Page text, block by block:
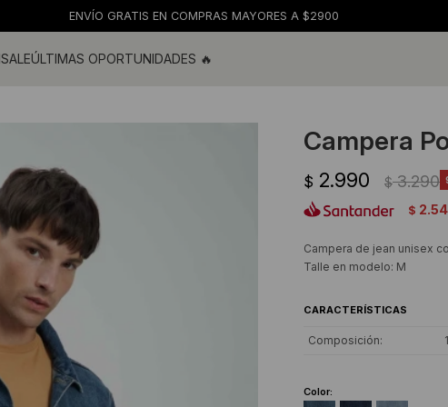
ENVÍO GRATIS EN COMPRAS MAYORES A $2900
baño
SALEÚLTIMAS OPORTUNIDADES 🔥
Campera
$ 2.990 $ 3.290
$
Campera de jean unisex
Talle en modelo: M
CARACTERÍSTICAS
Composición
Color: